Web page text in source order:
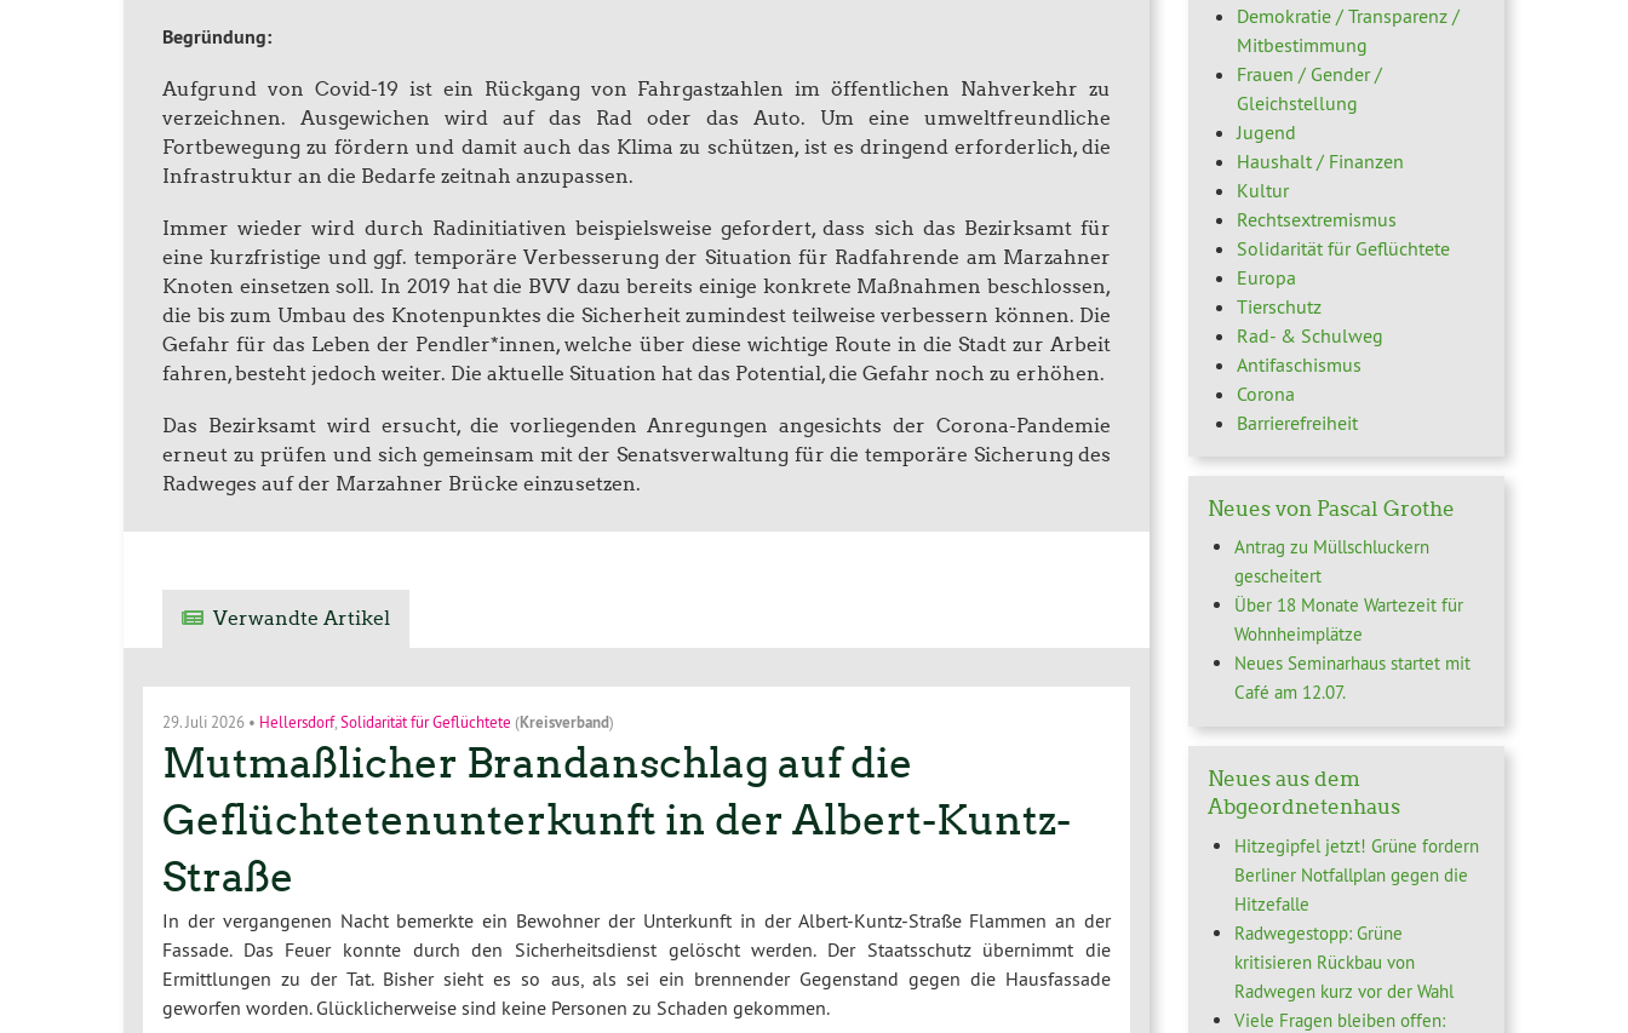
Begründung:
Aufgrund von Covid-19 ist ein Rückgang von Fahrgastzahlen im öffentlichen Nahverkehr zu
verzeichnen. Ausgewichen wird auf das Rad oder das Auto. Um eine umweltfreundliche
Fortbewegung zu fördern und damit auch das Klima zu schützen, ist es dringend erforderlich, die
Infrastruktur an die Bedarfe zeitnah anzupassen.
Immer wieder wird durch Radinitiativen beispielsweise gefordert, dass sich das Bezirksamt für
eine kurzfristige und ggf. temporäre Verbesserung der Situation für Radfahrende am Marzahner
Knoten einsetzen soll. In 2019 hat die BVV dazu bereits einige konkrete Maßnahmen beschlossen,
die bis zum Umbau des Knotenpunktes die Sicherheit zumindest teilweise verbessern können. Die
Gefahr für das Leben der Pendler*innen, welche über diese wichtige Route in die Stadt zur Arbeit
fahren, besteht jedoch weiter. Die aktuelle Situation hat das Potential, die Gefahr noch zu erhöhen.
Das Bezirksamt wird ersucht, die vorliegenden Anregungen angesichts der Corona-Pandemie
erneut zu prüfen und sich gemeinsam mit der Senatsverwaltung für die temporäre Sicherung des
Radweges auf der Marzahner Brücke einzusetzen.
Verwandte Artikel
29. Juli 2026 • Hellersdorf, Solidarität für Geflüchtete (Kreisverband)
Mutmaßlicher Brandanschlag auf die
Geflüchtetenunterkunft in der Albert-Kuntz-
Straße
In der vergangenen Nacht bemerkte ein Bewohner der Unterkunft in der Albert-Kuntz-Straße Flammen an der
Fassade. Das Feuer konnte durch den Sicherheitsdienst gelöscht werden. Der Staatsschutz übernimmt die
Ermittlungen zu der Tat. Bisher sieht es so aus, als sei ein brennender Gegenstand gegen die Hausfassade
geworfen worden. Glücklicherweise sind keine Personen zu Schaden gekommen.
Demokratie / Transparenz /
Mitbestimmung
Frauen / Gender /
Gleichstellung
Jugend
Haushalt / Finanzen
Kultur
Rechtsextremismus
Solidarität für Geflüchtete
Europa
Tierschutz
Rad- & Schulweg
Antifaschismus
Corona
Barrierefreiheit
Neues von Pascal Grothe
Antrag zu Müllschluckern
gescheitert
Über 18 Monate Wartezeit für
Wohnheimplätze
Neues Seminarhaus startet mit
Café am 12.07.
Neues aus dem
Abgeordnetenhaus
Hitzegipfel jetzt! Grüne fordern
Berliner Notfallplan gegen die
Hitzefalle
Radwegestopp: Grüne
kritisieren Rückbau von
Radwegen kurz vor der Wahl
Viele Fragen bleiben offen: